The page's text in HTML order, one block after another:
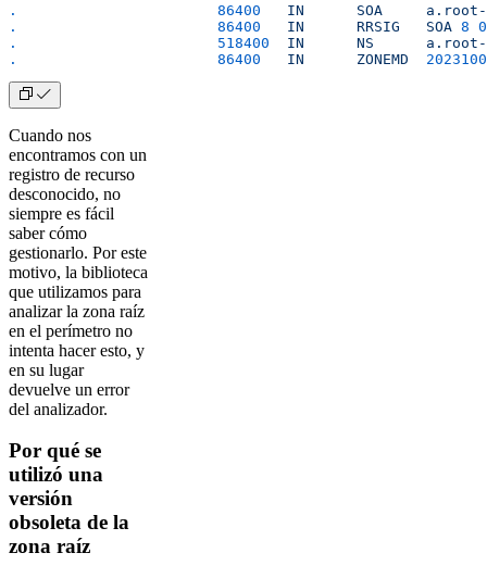
.
			86400
	IN
	SOA
.
			86400
	IN
	RRSIG
	SOA
8 0
.
			518400
	IN
	NS
.
			86400
	IN
	ZONEMD
Cuando nos
encontramos con un
registro de recurso
desconocido, no
siempre es fácil
saber cómo
gestionarlo. Por este
motivo, la biblioteca
que utilizamos para
analizar la zona raíz
en el perímetro no
intenta hacer esto, y
en su lugar
devuelve un error
del analizador.
Por qué se
utilizó una
versión
obsoleta de la
zona raíz